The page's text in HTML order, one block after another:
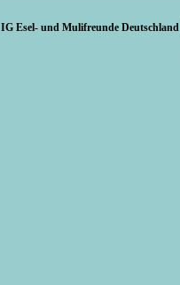
IG Esel- und Mulifreunde Deutschland